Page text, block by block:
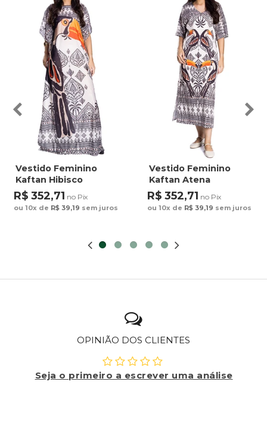
Vestido Feminino
Kaftan Hibisco
Estampado Tucano
Desenhos Étnicos
R$ 352,71 no Pix
ou 10x de R$ 39,19 sem juros
Vestido Feminino
Kaftan Atena
Estampado Tucano
Desenhos Étnicos
R$ 352,71 no Pix
ou 10x de R$ 39,19 sem juros
OPINIÃO DOS CLIENTES
Seja o primeiro a escrever uma análise